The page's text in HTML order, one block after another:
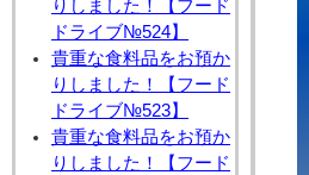
りしました！【フード
ドライブ№524】
貴重な食料品をお預か
りしました！【フード
ドライブ№523】
貴重な食料品をお預か
りしました！【フード